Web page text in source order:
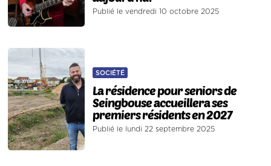
Publié le vendredi 10 octobre 2025
SOCIÉTÉ
La résidence pour seniors de
Seingbouse accueillera ses
premiers résidents en 2027
Publié le lundi 22 septembre 2025